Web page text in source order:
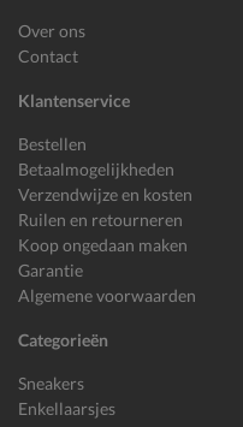
Over ons
Contact
Klantenservice
Bestellen
Betaalmogelijkheden
Verzendwijze en kosten
Ruilen en retourneren
Koop ongedaan maken
Garantie
Algemene voorwaarden
Categorieën
Sneakers
Enkellaarsjes